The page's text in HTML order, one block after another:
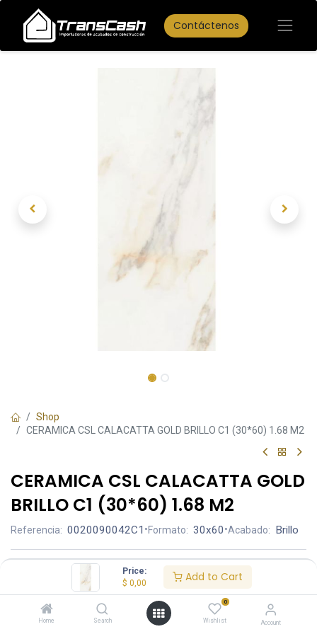
Price:
$ 0,00 Add to Cart
Home Search
0
Wishlist Account
Contáctenos
Shop
CERAMICA CSL CALACATTA GOLD BRILLO C1 (30*60) 1.68 M2
CERAMICA CSL CALACATTA GOLD
BRILLO C1 (30*60) 1.68 M2
Referencia: 0020090042C1 •Formato: 30x60•Acabado: Brillo
Aplicación